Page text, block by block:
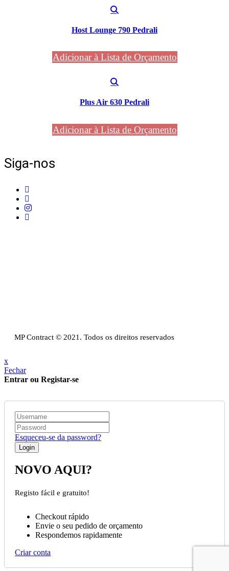
Host Lounge 790 Pedrali
Adicionar à Lista de Orçamento
Plus Air 630 Pedrali
Adicionar à Lista de Orçamento
Siga-nos
MP Contract © 2021. Todos os direitos reservados
x
Fechar
Entrar ou Registar-se
Esqueceu-se da password?
NOVO AQUI?
Registo fácil e gratuito!
Checkout rápido
Envie o seu pedido de orçamento
Respondemos rapidamente
Criar conta